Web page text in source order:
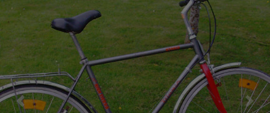
Previous Next